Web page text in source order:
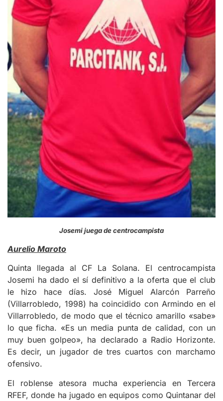
Josemi juega de centrocampista
Aurelio Maroto
Quinta llegada al CF La Solana. El centrocampista
Josemi ha dado el sí definitivo a la oferta que el club
le hizo hace días. José Miguel Alarcón Parreño
(Villarrobledo, 1998) ha coincidido con Armindo en el
Villarrobledo, de modo que el técnico amarillo «sabe»
lo que ficha. «Es un media punta de calidad, con un
muy buen golpeo», ha declarado a Radio Horizonte.
Es decir, un jugador de tres cuartos con marchamo
ofensivo.
El roblense atesora mucha experiencia en Tercera
RFEF, donde ha jugado en equipos como Quintanar del